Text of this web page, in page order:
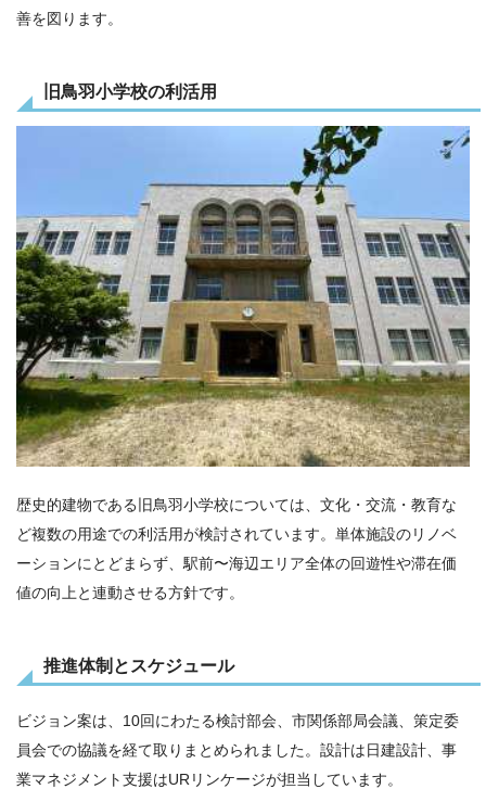
善を図ります。
旧鳥羽小学校の利活用
歴史的建物である旧鳥羽小学校については、文化・交流・教育な
ど複数の用途での利活用が検討されています。単体施設のリノベ
ーションにとどまらず、駅前〜海辺エリア全体の回遊性や滞在価
値の向上と連動させる方針です。
推進体制とスケジュール
ビジョン案は、10回にわたる検討部会、市関係部局会議、策定委
員会での協議を経て取りまとめられました。設計は日建設計、事
業マネジメント支援はURリンケージが担当しています。